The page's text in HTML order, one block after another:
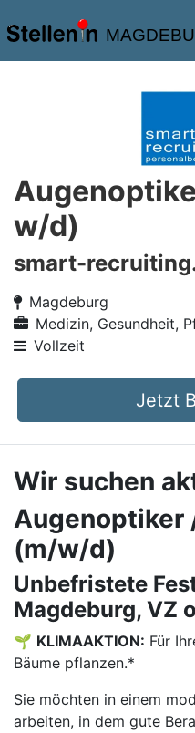
w/d)
smart-
Magdeburg
Medizin, Gesundheit,
Vollzeit
Jetzt
Wir suchen
Augenoptiker
(m/w/d)
Unbefristete
Magdeburg, VZ
🌱 KLIMAAKTION: Für
Bäume pflanzen.*
Sie möchten in einem
arbeiten, in dem gute